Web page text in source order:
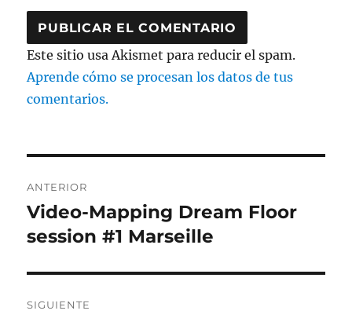
Este sitio usa Akismet para reducir el spam.
Aprende cómo se procesan los datos de tus
comentarios.
de
entradas
ANTERIOR
Entrada
anterior:
Video-Mapping Dream Floor
session #1 Marseille
SIGUIENTE